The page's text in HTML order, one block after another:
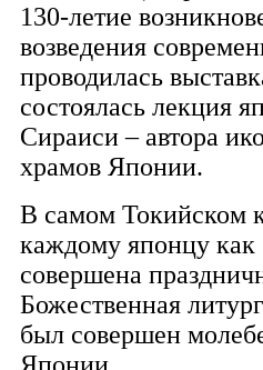
130-летие
возведения
проводилась
состоялась лекция
Сираиси – автора
храмов Японии.
В самом Токийском
каждому японцу
совершена
Божественная
был совершен